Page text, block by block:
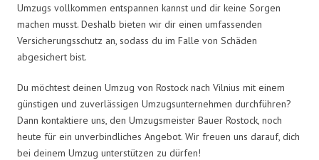
Umzugs vollkommen entspannen kannst und dir keine Sorgen
machen musst. Deshalb bieten wir dir einen umfassenden
Versicherungsschutz an, sodass du im Falle von Schäden
abgesichert bist.
Du möchtest deinen Umzug von Rostock nach Vilnius mit einem
günstigen und zuverlässigen Umzugsunternehmen durchführen?
Dann kontaktiere uns, den Umzugsmeister Bauer Rostock, noch
heute für ein unverbindliches Angebot. Wir freuen uns darauf, dich
bei deinem Umzug unterstützen zu dürfen!